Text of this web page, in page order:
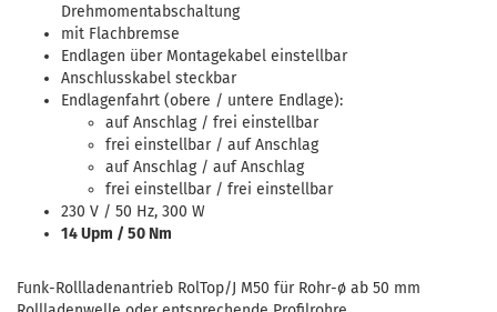
Drehmomentabschaltung
mit Flachbremse
Endlagen über Montagekabel einstellbar
Anschlusskabel steckbar
Endlagenfahrt (obere / untere Endlage):
auf Anschlag / frei einstellbar
frei einstellbar / auf Anschlag
auf Anschlag / auf Anschlag
frei einstellbar / frei einstellbar
230 V / 50 Hz, 300 W
14 Upm / 50 Nm
Funk-Rollladenantrieb RolTop/J M50 für Rohr-ø ab 50 mm